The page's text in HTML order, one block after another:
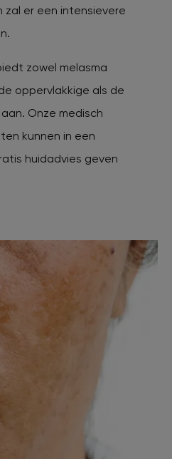
zal er een intensievere
zowel melasma
oppervlakkige als de
Onze medisch
kunnen in een
huidadvies geven